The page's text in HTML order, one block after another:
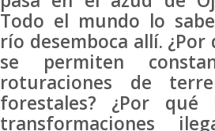
Todo el mundo lo
río desemboca allí. ¿Por
se permiten
roturaciones de
forestales? ¿Por qué
transformaciones